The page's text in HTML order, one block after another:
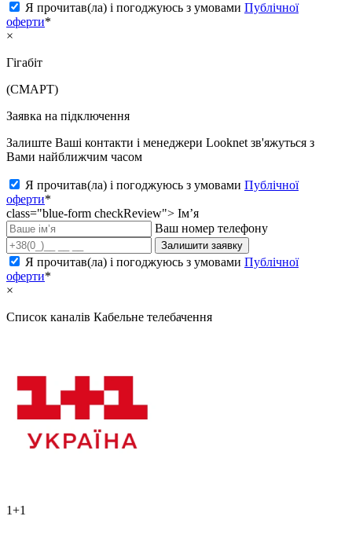
Я прочитав(ла) і погоджуюсь з умовами Публічної
оферти*
×
Гігабіт
(СМАРТ)
Заявка на підключення
Залиште Ваші контакти і менеджери Looknet зв'яжуться з
Вами найближчим часом
Я прочитав(ла) і погоджуюсь з умовами Публічної
оферти*
class="blue-form checkReview"> Ім’я
Ваш номер телефону
Залишити заявку
Я прочитав(ла) і погоджуюсь з умовами Публічної
оферти*
×
Список каналів Кабельне телебачення
1+1